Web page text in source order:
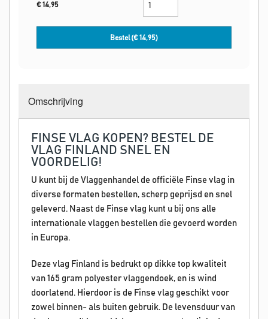
€14,95
Bestel (€14,95)
Omschrijving
FINSE VLAG KOPEN? BESTEL DE
VLAG FINLAND SNEL EN
VOORDELIG!
U kunt bij de Vlaggenhandel de officiële Finse vlag in
diverse formaten bestellen, scherp geprijsd en snel
geleverd. Naast de Finse vlag kunt u bij ons alle
internationale vlaggen bestellen die gevoerd worden
in Europa.
Deze vlag Finland is bedrukt op dikke top kwaliteit
van 165 gram polyester vlaggendoek, en is wind
doorlatend. Hierdoor is de Finse vlag geschikt voor
zowel binnen- als buiten gebruik. De levensduur van